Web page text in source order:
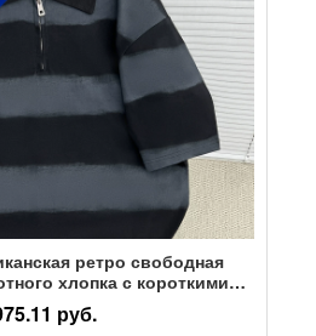
ретро свободная
хлопка с короткими
батик, мужская летняя
года, топ для пары
руб.